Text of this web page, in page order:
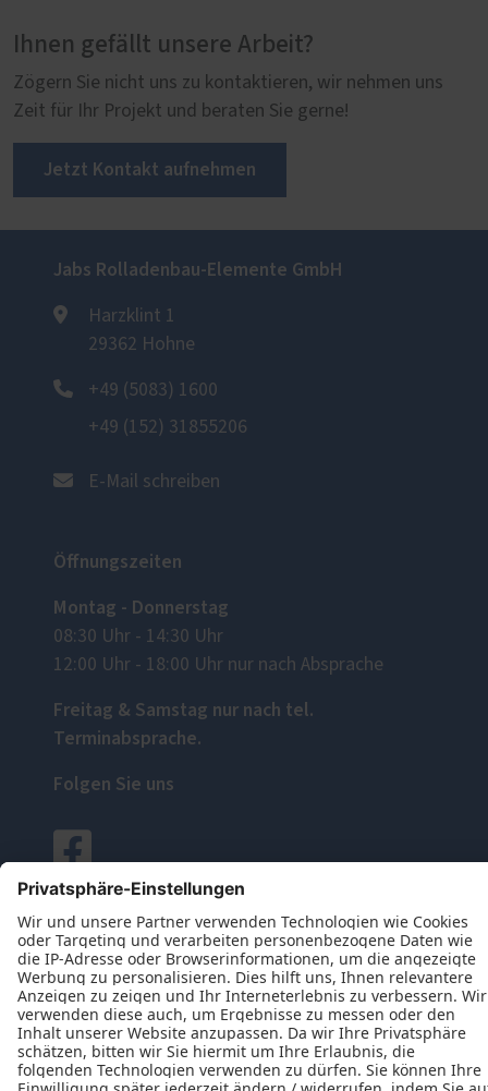
Ihnen gefällt unsere Arbeit?
Zögern Sie nicht uns zu kontaktieren, wir nehmen uns
Zeit für Ihr Projekt und beraten Sie gerne!
Jetzt Kontakt aufnehmen
Jabs Rolladenbau-Elemente GmbH
Harzklint 1
29362 Hohne
+49 (5083) 1600
+49 (152) 31855206
E-Mail schreiben
Öffnungszeiten
Montag - Donnerstag
08:30 Uhr - 14:30 Uhr
12:00 Uhr - 18:00 Uhr nur nach Absprache
Freitag & Samstag nur nach tel.
Terminabsprache.
Folgen Sie uns
Datenschutz Impressum
Kontakt
Jabs Rolladenbau-Elemente GmbH © 2026